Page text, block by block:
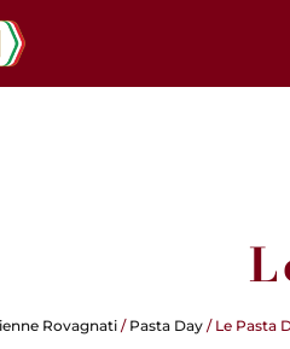
Rovagnati / Pasta Day / Le Pasta